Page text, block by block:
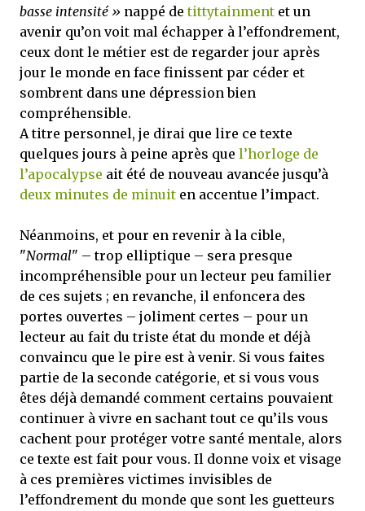
basse intensité » nappé detittytainment et un
avenir qu’on voit mal échapper à l’effondrement,
ceux dont le métier est de regarder jour après
jour le monde en face finissent par céder et
sombrent dans une dépression bien
compréhensible.
A titre personnel, je dirai que lire ce texte
quelques jours à peine après que l’horloge de
l’apocalypse ait été de nouveau avancée jusqu’à
deux minutes de minuit en accentue l’impact.
Néanmoins, et pour en revenir à la cible,
"Normal" – trop elliptique – sera presque
incompréhensible pour un lecteur peu familier
de ces sujets ; en revanche, il enfoncera des
portes ouvertes – joliment certes – pour un
lecteur au fait du triste état du monde et déjà
convaincu que le pire est à venir. Si vous faites
partie de la seconde catégorie, et si vous vous
êtes déjà demandé comment certains pouvaient
continuer à vivre en sachant tout ce qu’ils vous
cachent pour protéger votre santé mentale, alors
ce texte est fait pour vous. Il donne voix et visage
à ces premières victimes invisibles de
l’effondrement du monde que sont les guetteurs